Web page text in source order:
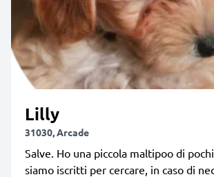
Lilly
31030, Arcade
Salve. Ho una piccola maltipoo di
siamo iscritti per cercare, in caso di